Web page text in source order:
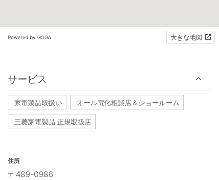
Powered by GOGA 大きな地図
サービス
家電製品取扱い オール電化相談店＆ショールーム
三菱家電製品 正規取扱店
住所
〒489-0986